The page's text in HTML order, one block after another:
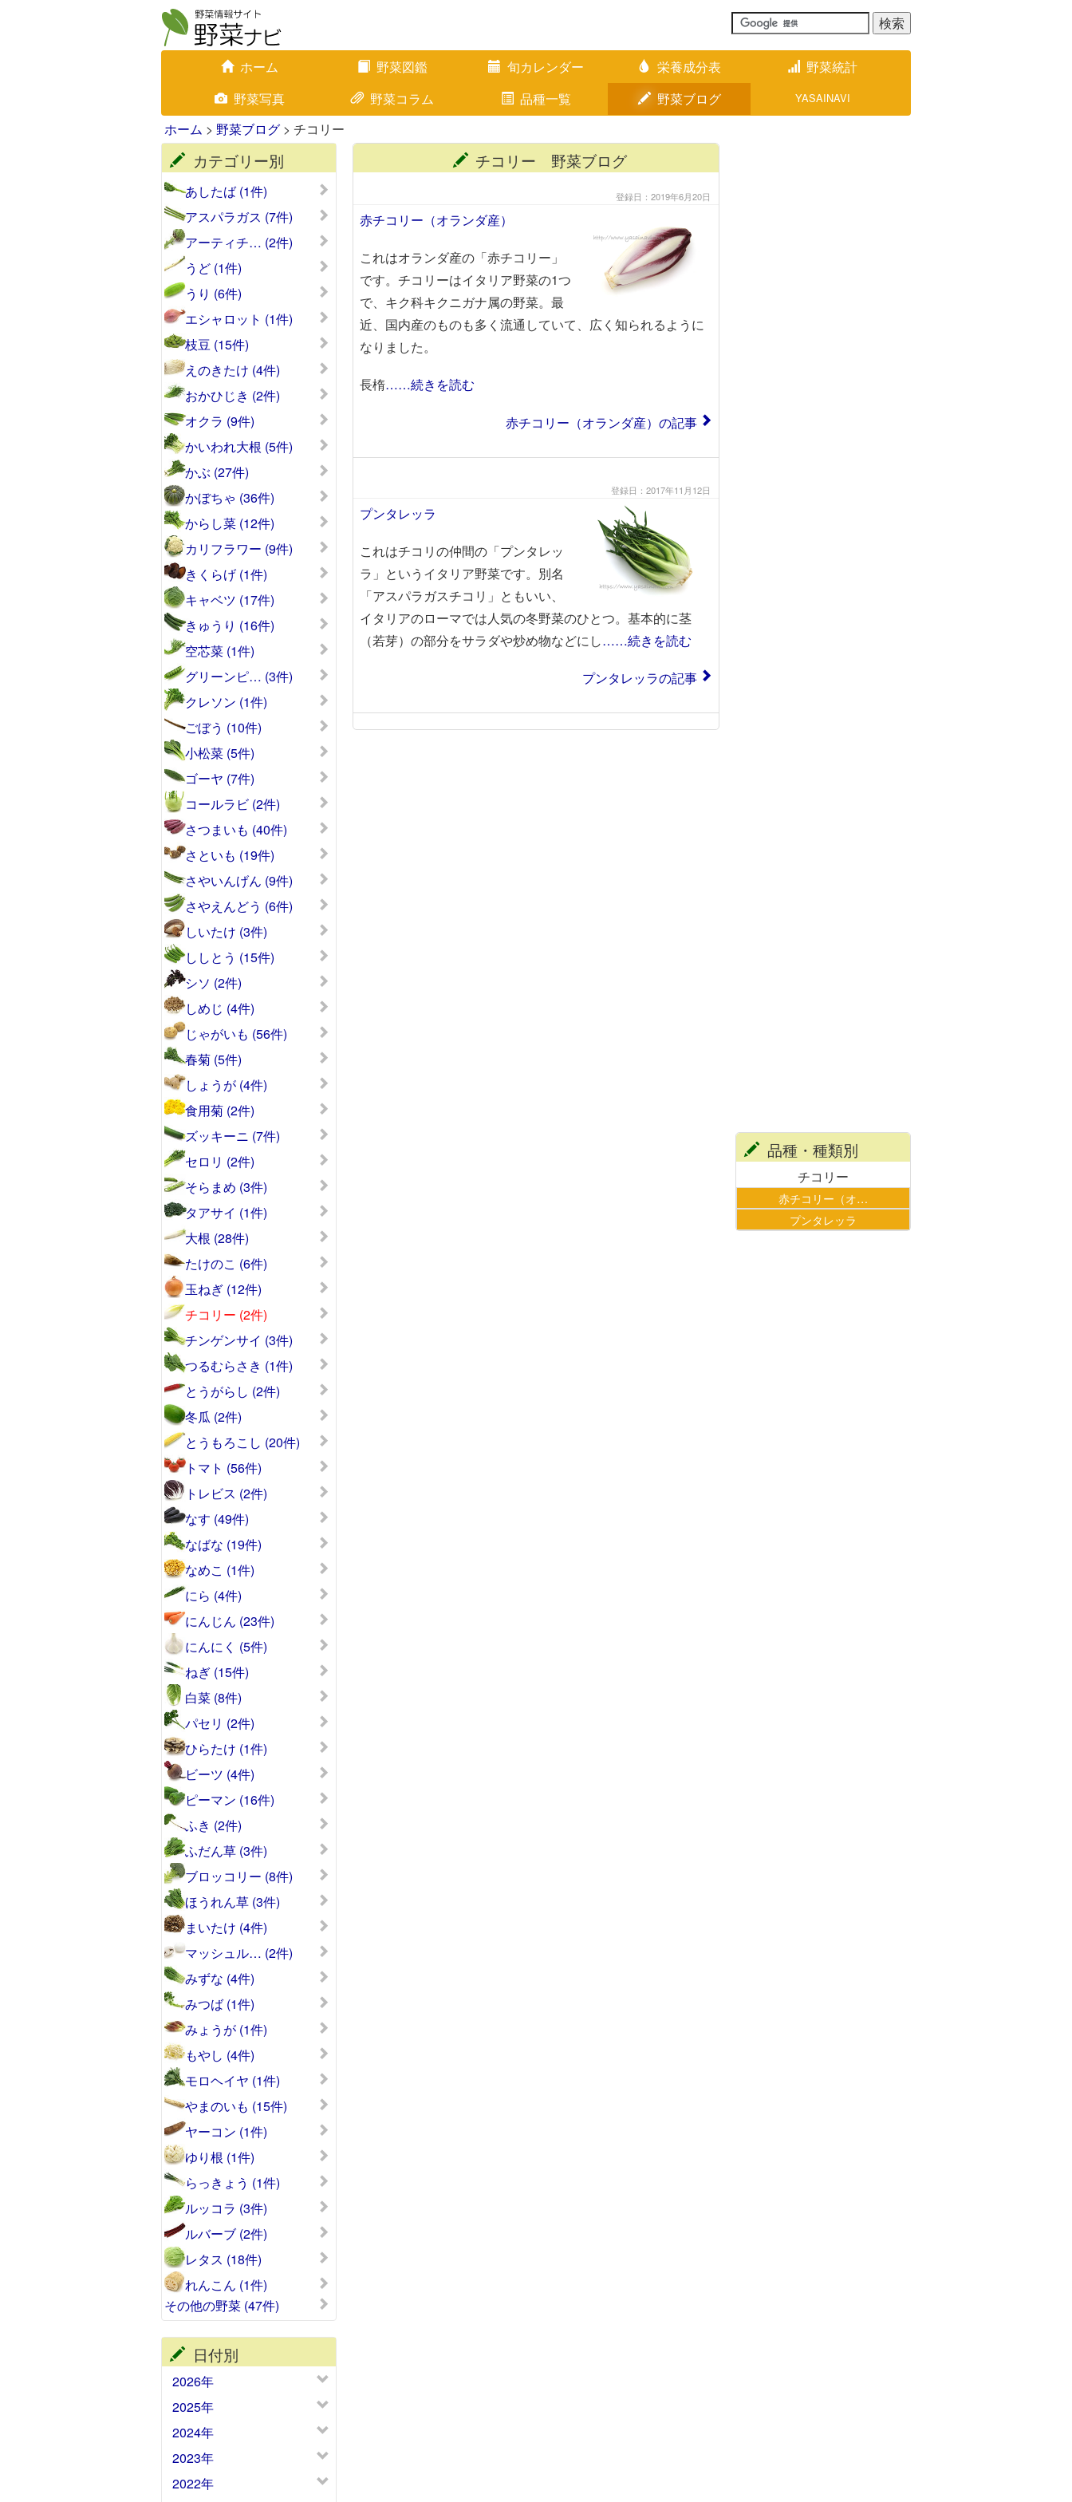
ホーム 野菜図鑑 旬カレンダー 栄養成分表
野菜統計
野菜写真
野菜コラム 品種一覧 野菜ブログ YASAINAVI
ホーム > 野菜ブログ > チコリー
カテゴリー別
あしたば (1件)
アスパラガス (7件)
アーティチ… (2件)
うど (1件)
うり (6件)
エシャロット (1件)
枝豆 (15件)
えのきたけ (4件)
おかひじき (2件)
オクラ (9件)
かいわれ大根 (5件)
かぶ (27件)
かぼちゃ (36件)
からし菜 (12件)
カリフラワー (9件)
きくらげ (1件)
キャベツ (17件)
きゅうり (16件)
空芯菜 (1件)
グリーンピ… (3件)
クレソン (1件)
ごぼう (10件)
小松菜 (5件)
ゴーヤ (7件)
コールラビ (2件)
さつまいも (40件)
さといも (19件)
さやいんげん (9件)
さやえんどう (6件)
しいたけ (3件)
ししとう (15件)
シソ (2件)
しめじ (4件)
じゃがいも (56件)
春菊 (5件)
しょうが (4件)
食用菊 (2件)
ズッキーニ (7件)
セロリ (2件)
そらまめ (3件)
タアサイ (1件)
大根 (28件)
たけのこ (6件)
玉ねぎ (12件)
チコリー (2件)
チンゲンサイ (3件)
つるむらさき (1件)
とうがらし (2件)
冬瓜 (2件)
とうもろこし (20件)
トマト (56件)
トレビス (2件)
なす (49件)
なばな (19件)
なめこ (1件)
にら (4件)
にんじん (23件)
にんにく (5件)
ねぎ (15件)
白菜 (8件)
パセリ (2件)
ひらたけ (1件)
ビーツ (4件)
ピーマン (16件)
ふき (2件)
ふだん草 (3件)
ブロッコリー (8件)
ほうれん草 (3件)
まいたけ (4件)
マッシュル… (2件)
みずな (4件)
みつば (1件)
みょうが (1件)
もやし (4件)
モロヘイヤ (1件)
やまのいも (15件)
ヤーコン (1件)
ゆり根 (1件)
らっきょう (1件)
ルッコラ (3件)
ルバーブ (2件)
レタス (18件)
れんこん (1件)
その他の野菜 (47件)
日付別
2026年
2025年
2024年
2023年
2022年
チコリー 野菜ブログ
登録日：2019年6月20日
赤チコリー（オランダ産）
これはオランダ産の「赤チコリー」
です。チコリーはイタリア野菜の1つ
で、キク科キクニガナ属の野菜。最
近、国内産のものも多く流通していて、広く知られるように
なりました。
長楕……続きを読む
赤チコリー（オランダ産）の記事
登録日：2017年11月12日
プンタレッラ
これはチコリの仲間の「プンタレッ
ラ」というイタリア野菜です。別名
「アスパラガスチコリ」ともいい、
イタリアのローマでは人気の冬野菜のひとつ。基本的に茎
（若芽）の部分をサラダや炒め物などにし……続きを読む
プンタレッラの記事
品種・種類別
チコリー
赤チコリー（オ…
プンタレッラ